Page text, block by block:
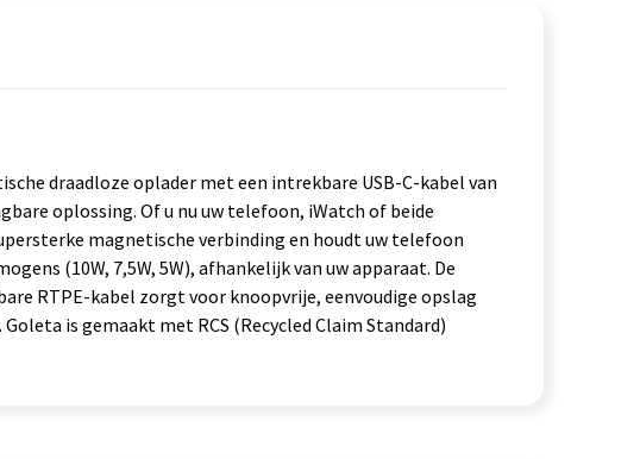
draadloze oplader met een intrekbare USB-C-kabel van
oplossing. Of u nu uw telefoon, iWatch of beide
magnetische verbinding en houdt uw telefoon
(10W, 7,5W, 5W), afhankelijk van uw apparaat. De
RTPE-kabel zorgt voor knoopvrije, eenvoudige opslag
is gemaakt met RCS (Recycled Claim Standard)